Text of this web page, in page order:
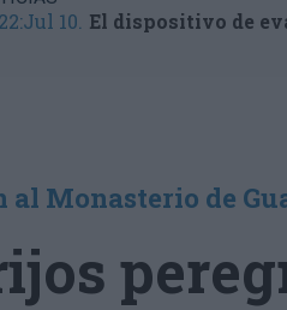
10. El dispositivo de
al Monasterio de